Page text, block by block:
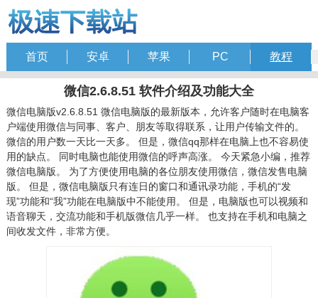
首页 安卓 苹果 PC 教程
微信2.6.8.51 软件介绍及功能大全
微信电脑版v2.6.8.51 微信电脑版的最新版本，允许客户随时在电脑客
户端使用微信与同事、客户、朋友等取得联系，让用户传输文件的。
微信的用户数一天比一天多。 但是，微信qq那样在电脑上也不容易使
用的缺点。 同时电脑也能使用微信的呼声高涨。 今天紧急小编，推荐
微信电脑版。 为了方便使用电脑的各位朋友使用微信，微信发售电脑
版。 但是，微信电脑版只有连日的窗口和通讯录功能，手机的“发
现”功能和“我”功能在电脑版中不能使用。 但是，电脑版也可以视频和
语音聊天，交流功能和手机版微信几乎一样。 也支持在手机和电脑之
间收发文件，非常方便。